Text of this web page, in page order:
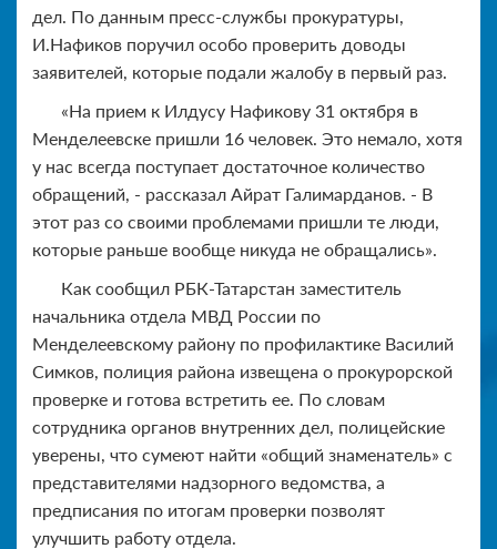
дел. По данным пресс-службы прокуратуры,
И.Нафиков поручил особо проверить доводы
заявителей, которые подали жалобу в первый раз.
«На прием к Илдусу Нафикову 31 октября в
Менделеевске пришли 16 человек. Это немало, хотя
у нас всегда поступает достаточное количество
обращений, - рассказал Айрат Галимарданов. - В
этот раз со своими проблемами пришли те люди,
которые раньше вообще никуда не обращались».
Как сообщил РБК-Татарстан заместитель
начальника отдела МВД России по
Менделеевскому району по профилактике Василий
Симков, полиция района извещена о прокурорской
проверке и готова встретить ее. По словам
сотрудника органов внутренних дел, полицейские
уверены, что сумеют найти «общий знаменатель» с
представителями надзорного ведомства, а
предписания по итогам проверки позволят
улучшить работу отдела.